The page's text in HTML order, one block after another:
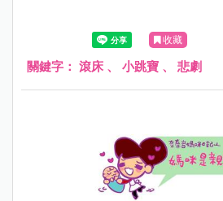
收藏
關鍵字： 滾床 、 小跳寶 、 悲劇